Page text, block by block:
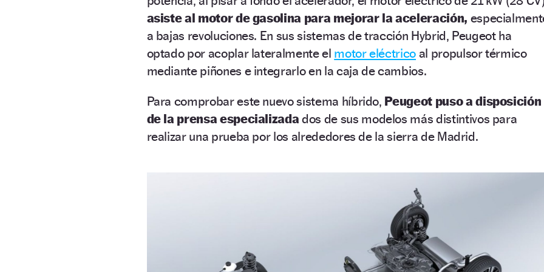
asiste al motor de gasolina para mejorar la aceleración,
a bajas revoluciones. En sus sistemas de tracción Hybrid, Peugeot ha
optado por acoplar lateralmente el motor eléctrico al propulsor térmico
mediante piñones e integrarlo en la caja de cambios.
Para comprobar este nuevo sistema híbrido, Peugeot puso a disposición
de la prensa especializada dos de sus modelos más distintivos para
realizar una prueba por los alrededores de la sierra de Madrid.